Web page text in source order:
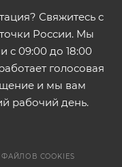
Свяжитесь с
России. Мы
с 09:00 до 18:00
голосовая
и мы вам
рабочий день.
COOKIES